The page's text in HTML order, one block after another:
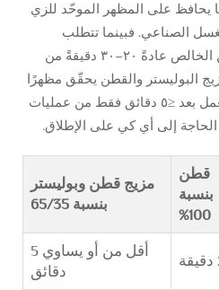
يحافظ على المظهر الموحّد للزي
الصناعي. فبينما تتطلب
الملابس المصنوعة من القطن الخالص عادةً ٢٠–٣٠ دقيقةً من
البوليستر والقطن يحقّق مظهرًا
جاهزًا للاستخدام في مكان العمل بعد ≤٥ دقائق فقط من عمليات
قطن
بنسبة
100%
مزيج قطن وبوليستر
بنسبة 65/35
أقل من أو يساوي 5
دقائق